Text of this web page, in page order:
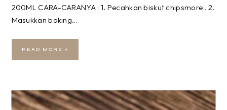
200ML CARA-CARANYA : 1. Pecahkan biskut chipsmore . 2.
Masukkan baking…
READ MORE »